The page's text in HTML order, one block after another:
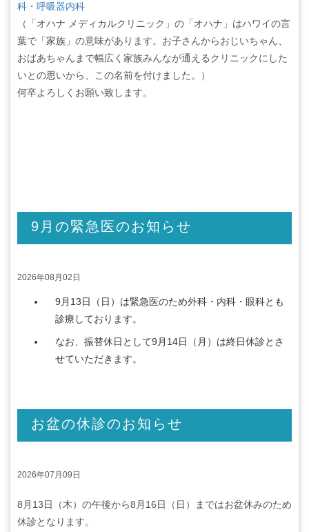
科・呼吸器内科
（「オハナ メディカルクリニック」の「オハナ」はハワイの言
葉で「家族」の意味があります。お子さんからおじいちゃん、
おばあちゃんまで幅広く家族みんなが通えるクリニックにした
いとの思いから、この名前を付けました。）
何卒よろしくお願い致します。
9月の緊急医のお知らせ
2026年08月02日
9月13日（日）は緊急医のため外科・内科・眼科とも
診療しております。
なお、振替休日として9月14日（月）は終日休診とさ
せていただきます。
お盆の休診のお知らせ
2026年07月09日
8月13日（木）の午後から8月16日（日）まではお盆休みのため
休診となります。